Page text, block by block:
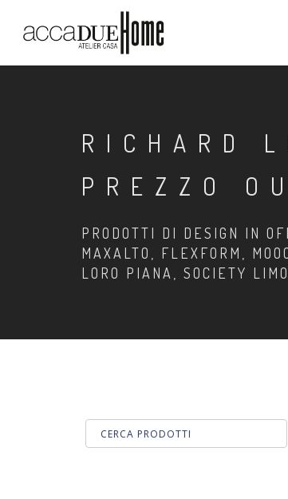
RICHARD
PREZZO
PRODOTTI DI DESIGN IN
MAXALTO, FLEXFORM,
LORO PIANA, SOCIETY